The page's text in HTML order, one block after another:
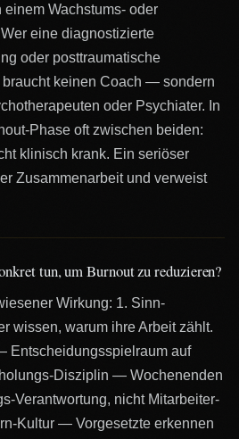
Wachstums- oder
eine diagnostizierte
oder posttraumatische
braucht keinen Coach — sondern
oder Psychiater. In
Phase oft zwischen beiden:
klinisch krank. Ein seriöser
Zusammenarbeit und verweist
tun, um Burnout zu reduzieren?
Wirkung: 1. Sinn-
wissen, warum ihre Arbeit zählt.
Entscheidungsspielraum auf
Disziplin — Wochenenden
Verantwortung, nicht Mitarbeiter-
Kultur — Vorgesetzte erkennen